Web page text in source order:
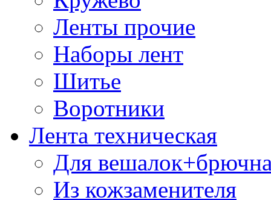
Ленты прочие
Наборы лент
Шитье
Воротники
Лента техническая
Для
Из кожзаменителя